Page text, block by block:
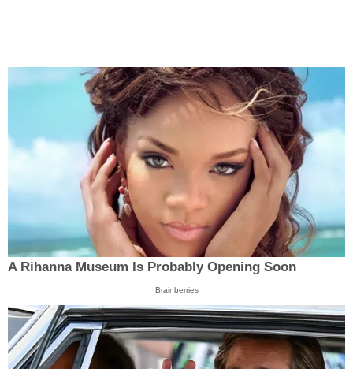
A Rihanna Museum Is Probably Opening Soon
Brainberries